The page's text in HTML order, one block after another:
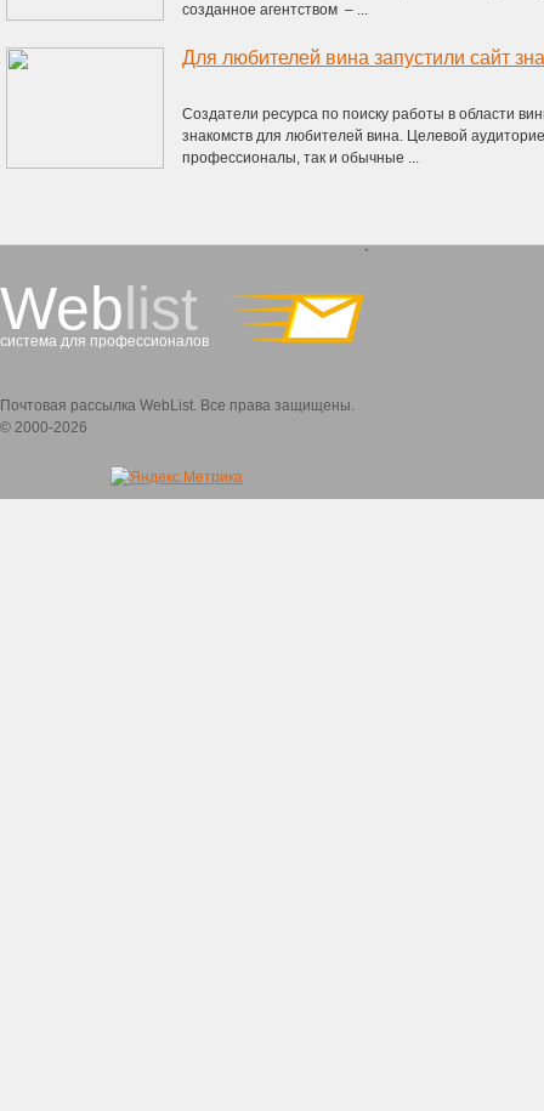
созданное агентством – ...
Для любителей вина запустили сайт
Создатели ресурса по поиску работы в области
знакомств для любителей вина. Целевой
профессионалы, так и обычные ...
Weblist
система для профессионалов
`
Почтовая рассылка WebList. Все права защищены.
© 2000-2026